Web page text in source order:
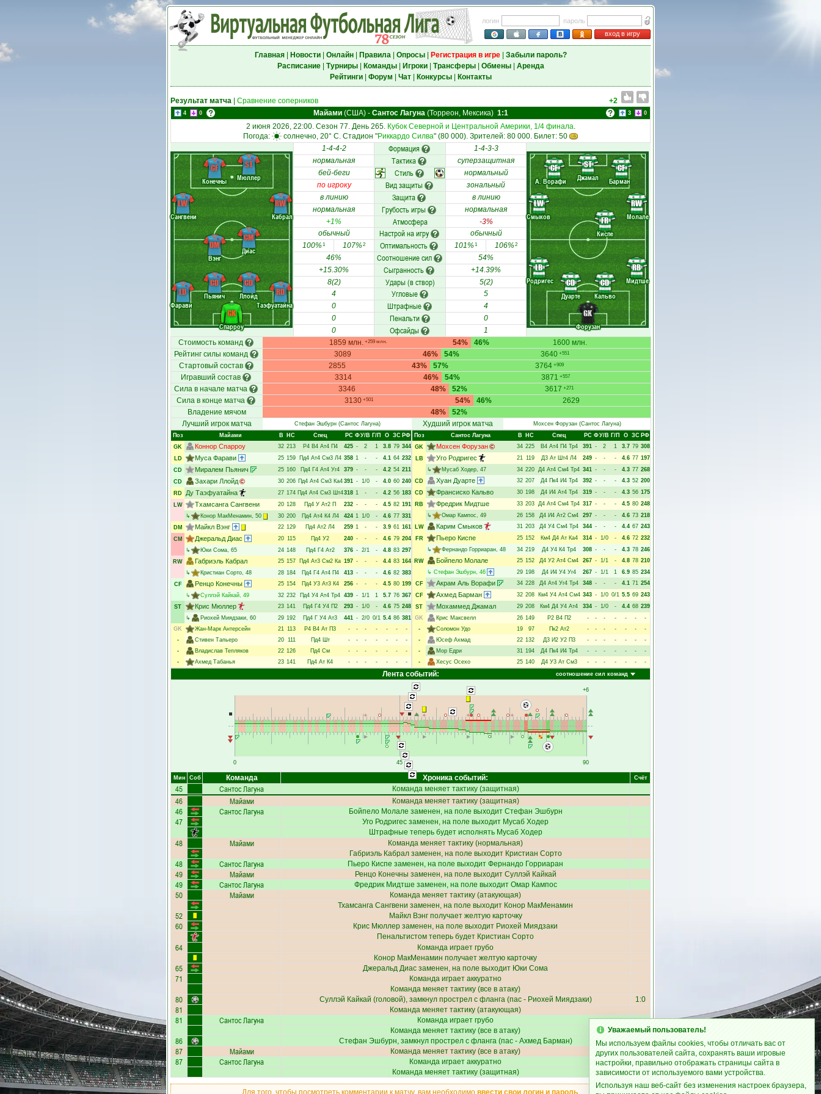
логин
пароль
вход в игру
Главная| Новости| Онлайн| Правила| Опросы| Регистрация в игре| Забыли пароль?
Расписание| Турниры| Команды| Игроки| Трансферы| Обмены| Аренда
Рейтинги| Форум Чат| Конкурсы| Контакты
Результат матча Сравнение соперников +2
4 0 Майами(США)- Сантос Лагуна(Торреон, Мексика) 1:1 3 0
2 июня 2026, 22:00. Сезон 77. День 265. Кубок Северной и Центральной Америки, 1/4 финала.
Погода:
солнечно, 20° C. Стадион "Риккардо Силва" (80 000). Зрителей: 80 000. Билет: 50
Спарроу
Фарави
Пьянич
Ллойд
Таэфуатайна
Сангвени
Вэнг
Диас
Кабрал
Конечны Мюллер
GK
LD
CD
CD
RD
LW
DM
CM
RW
CF ST
1-4-4-2 Формация 1-4-3-3
Форузан
Родригес
Дуарте
Кальво
Мидтше
Смыков
Киспе
Молале
А. Ворафи Барман
Джамал
GK
LB
CD
CD
RB
LW
FR
RW
CF CF
ST
нормальная Тактика
суперзащитная
бей-беги
Стиль
нормальный
по игроку
Вид защиты
зональный
в линию
Защита
в линию
нормальная
Грубость игры
нормальная
+1%
Атмосфера
-3%
обычный
Настрой на игру
обычный
100%1 107%2 Оптимальность 101%1 106%2
46% Соотношение сил
54%
+15.30%
Сыгранность
+14.39%
8(2)
Удары (в створ)
5(2)
4
Угловые
5
0
Штрафные
4
0
Пенальти
0
0
Офсайды
1
Стоимость команд
1859 млн. +259 млн. 54% 1600 млн.
46%
Рейтинг силы команд
3089 46% 3640 +551
54%
Стартовый состав
2855 43% 3764 +909
57%
Игравший состав
3314 46% 3871 +557
54%
Сила в начале матча
3346 48% 3617 +271
52%
Сила в конце матча
3130 +501 54% 2629
46%
Владение мячом
48%
52%
Лучший игрок матча
Стефан Эшбурн(Сантос Лагуна) Худший игрок матча Мохсен Форузан(Сантос Лагуна)
Поз
Майами В НC Спец РC ФУ/В Г/П О ЗС РФ
GK
Коннор Спарроу 32 213 Р4 В4 Ат4 П4 425 - 2 1 3.8 79 344
LD
Муса Фарави 25 159 Пд4 Ат4 См3 Л4 358 1 - - 4.1 64 232
CD
Миралем Пьянич 25 160 Пд4 Г4 Ат4 Уг4 379 - - - 4.2 54 211
CD
Захари Ллойд 30 206 Пд4 Ат4 См3 Ка4 391 - 1/0 - 4.0 60 240
RD
Ду Таэфуатайна 27 174 Пд4 Ат4 См3 Шт4318 1 - - 4.2 56 183
LW
Тхамсанга Сангвени 20 128 Пд4 У Ат2 П 232 - - - 4.5 82 191
↳
Конор МакМенамин, 50 30 200 Пд4 Ат4 К4 Л4 424 1 1/0 - 4.6 77 331
DM
Майкл Вэнг 22 129 Пд4 Ат2 Л4 259 1 - - 3.9 61 161
CM
Джеральд Диас 20 115 Пд4 У2 240 - - - 4.6 79 204
↳
Юки Сома, 65 24 148 Пд4 Г4 Ат2 376 - 2/1 - 4.8 83 297
RW
Габриэль Кабрал 25 157 Пд4 Ат3 См2 Ка 197 - - - 4.4 83 164
↳
Кристиан Сорто, 48 28 184 Пд4 Г4 Ат4 П4 413 - - - 4.6 82 383
CF
Ренцо Конечны 25 154 Пд4 У3 Ат3 К4 256 - - - 4.5 80 199
↳
Суллэй Кайкай, 49 32 232 Пд4 У4 Ат4 Тр4 439 - 1/1 1 5.7 76 367
ST
Крис Мюллер 23 141 Пд4 Г4 У4 П2 293 - 1/0 - 4.6 75 248
↳
Риохей Миядзаки, 60 29 192 Пд4 Г У4 Ат3 441 - 2/0 0/1 5.4 86 381
GK
Жан-Марк Антерсейн 21 113 Р4 В4 Ат П3 - - - - - -
-
-
Стивен Тапьеро 20 111 Пд4 Шт - - - - - -
-
-
Владислав Тепляков 22 126 Пд4 См - - - - - -
-
-
Ахмед Табанья 23 141 Пд4 Ат К4 - - - - - - -
Поз Сантос Лагуна В НC Спец РC ФУ/В Г/П О ЗС РФ
GK
Мохсен Форузан 34 225 В4 Ат4 П4 Тр4 391 - 2 1 3.7 79 308
LB
Уго Родригес 21 119 Д3 Ат Шт4 Л4 249 - - - 4.6 77 197
↳
Мусаб Ходер, 47 34 220 Д4 Ат4 См4 Тр4 341 - - - 4.3 77 268
CD
Хуан Дуарте 32 207 Д4 Пк4 И4 Тр4 392 - - - 4.3 52 200
CD
Франсиско Кальво 30 198 Д4 И4 Ат4 Тр4 319 - - - 4.3 56 175
RB
Фредрик Мидтше 33 203 Д4 Ат4 См4 Тр4 317 - - - 4.5 80 248
↳
Омар Кампос, 49 26 158 Д4 И4 Ат2 См4 297 - - - 4.6 73 218
LW
Карим Смыков 31 203 Д4 У4 См4 Тр4 344 - - - 4.4 67 243
FR
Пьеро Киспе 25 152 Км4 Д4 Ат Ка4 314 - 1/0 - 4.6 72 232
↳
Фернандо Горриаран, 48 34 219 Д4 У4 К4 Тр4 308 - - - 4.3 78 246
RW
Бойпело Молале 25 152 Д4 У2 Ат4 См4 267 - 1/1 - 4.8 78 210
↳ Стефан Эшбурн, 46 29 198 Д4 И4 У4 Уг4 267 - 1/1 1 6.9 85 234
CF
Акрам Аль Ворафи 34 228 Д4 Ат4 Уг4 Тр4 348 - - - 4.1 71 254
CF
Ахмед Барман 32 208 Км4 У4 Ат4 См4 343 - 1/0 0/1 5.5 69 243
ST
Мохаммед Джамал 29 208 Км4 Д4 У4 Ат4 334 - 1/0 - 4.4 68 239
GK
Крис Максвелл 26 149 Р2 В4 П2 - - - - - -
-
-
Соломон Удо 19 97 Пк2 Ат2 - - - - - -
-
-
Юсеф Ахмад 22 132 Д3 И2 У2 П3 - - - - - -
-
-
Мор Едри 31 194 Д4 Пк4 И4 Тр4 - - - - - -
-
-
Хесус Осехо 25 140 Д4 У3 Ат См3 - - - - - -
-
соотношение сил команд
Лента событий:
0 45
+6
90
Мин Соб Команда Хроника событий: Счёт
45 Сантос Лагуна Команда меняет тактику (защитная)
46 Майами Команда меняет тактику (защитная)
46 Сантос Лагуна Бойпело Молале заменен, на поле выходит Стефан Эшбурн
47 Уго Родригес заменен, на поле выходит Мусаб Ходер
Штрафные теперь будет исполнять Мусаб Ходер
48 Майами
Команда меняет тактику (нормальная)
Габриэль Кабралзаменен, на поле выходит Кристиан Сорто
48 Сантос Лагуна Пьеро Киспе заменен, на поле выходит Фернандо Горриаран
49 Майами Ренцо Конечны заменен, на поле выходит Суллэй Кайкай
49 Сантос Лагуна Фредрик Мидтше заменен, на поле выходит Омар Кампос
50 Майами
Команда меняет тактику (атакующая)
Тхамсанга Сангвени заменен, на поле выходит Конор МакМенамин
52 Майкл Вэнгполучает желтую карточку
60 Крис Мюллер заменен, на поле выходит Риохей Миядзаки
Пенальтистом теперь будет Кристиан Сорто
64
Команда играет грубо
Конор МакМенамин получает желтую карточку
65 Джеральд Диас заменен, на поле выходит Юки Сома
71
Команда играет аккуратно
Команда меняет тактику (все в атаку)
80 Суллэй Кайкай (головой), замкнул прострел с фланга (пас - Риохей Миядзаки) 1:0
81 Команда меняет тактику (атакующая)
81 Сантос Лагуна
Команда играет грубо
Команда меняет тактику (все в атаку)
86 Стефан Эшбурн, замкнул прострел с фланга (пас - Ахмед Барман) 1:1
87 Майами Команда меняет тактику (все в атаку)
87 Сантос Лагуна
Команда играет аккуратно
Команда меняет тактику (защитная)
Для того, чтобы посмотреть комментарии к матчу, вам необходимо ввести свои логин и пароль.
Уважаемый пользователь!
Мы используем файлы cookies, чтобы отличать вас от
других пользователей сайта, сохранять ваши игровые
настройки, правильно отображать страницы сайта в
зависимости от используемого вами устройства.
Используя наш веб-сайт без изменения настроек браузера,